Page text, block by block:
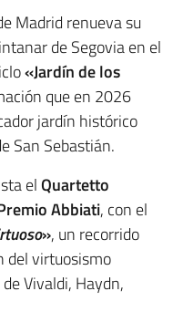
Madrid renueva su
de Segovia en el
«Jardín de los
que en 2026
jardín histórico
San Sebastián.
elQuartetto
Abbiati, con el
», un recorrido
del virtuosismo
Vivaldi, Haydn,